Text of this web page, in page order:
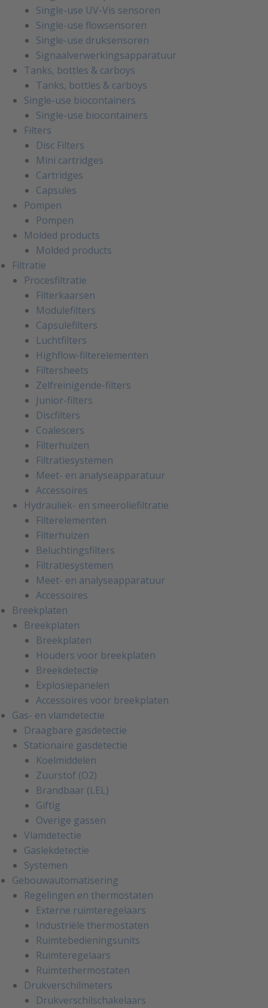
Single-use UV-Vis sensoren
Single-use flowsensoren
Single-use druksensoren
Signaalverwerkingsapparatuur
Tanks, bottles & carboys
Tanks, bottles & carboys
Single-use biocontainers
Single-use biocontainers
Filters
Disc Filters
Mini cartridges
Cartridges
Capsules
Pompen
Pompen
Molded products
Molded products
Filtratie
Procesfiltratie
Filterkaarsen
Modulefilters
Capsulefilters
Luchtfilters
Highflow-filterelementen
Filtersheets
Zelfreinigende-filters
Junior-filters
Discfilters
Coalescers
Filterhuizen
Filtratiesystemen
Meet- en analyseapparatuur
Accessoires
Hydrauliek- en smeeroliefiltratie
Filterelementen
Filterhuizen
Beluchtingsfilters
Filtratiesystemen
Meet- en analyseapparatuur
Accessoires
Breekplaten
Breekplaten
Breekplaten
Houders voor breekplaten
Breekdetectie
Explosiepanelen
Accessoires voor breekplaten
Gas- en vlamdetectie
Draagbare gasdetectie
Stationaire gasdetectie
Koelmiddelen
Zuurstof (O2)
Brandbaar (LEL)
Giftig
Overige gassen
Vlamdetectie
Gaslekdetectie
Systemen
Gebouwautomatisering
Regelingen en thermostaten
Externe ruimteregelaars
Industriële thermostaten
Ruimtebedieningsunits
Ruimteregelaars
Ruimtethermostaten
Drukverschilmeters
Drukverschilschakelaars